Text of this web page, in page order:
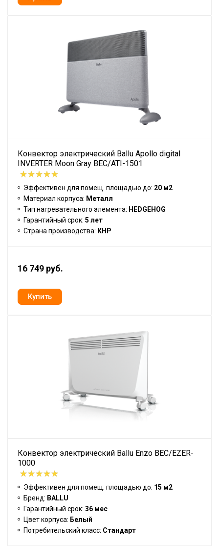
Конвектор электрический Ballu Apollo digital
INVERTER Moon Gray BEC/ATI-1501
Эффективен для помещ. площадью до: 20 м2
Материал корпуса: Металл
Тип нагревательного элемента: HEDGEHOG
Гарантийный срок: 5 лет
Страна производства: КНР
16 749 руб.
Конвектор электрический Ballu Enzo BEC/EZER-
1000
Эффективен для помещ. площадью до: 15 м2
Бренд: BALLU
Гарантийный срок: 36 мес
Цвет корпуса: Белый
Потребительский класс: Стандарт